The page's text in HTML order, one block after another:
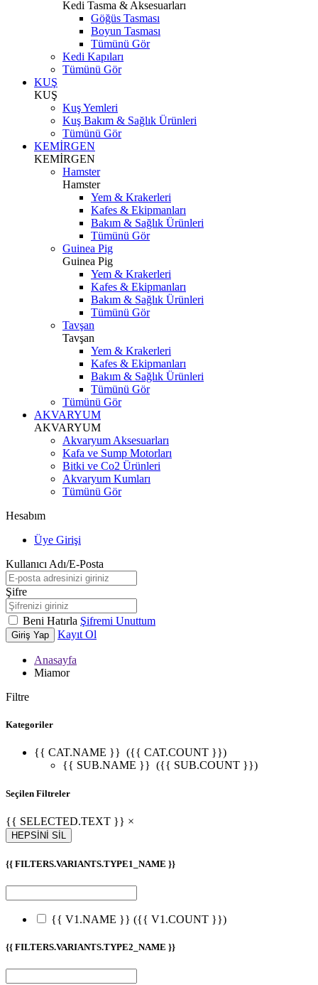
Kedi Tasma & Aksesuarları
Göğüs Tasması
Boyun Tasması
Tümünü Gör
Kedi Kapıları
Tümünü Gör
KUŞ
KUŞ
Kuş Yemleri
Kuş Bakım & Sağlık Ürünleri
Tümünü Gör
KEMİRGEN
KEMİRGEN
Hamster
Hamster
Yem & Krakerleri
Kafes & Ekipmanları
Bakım & Sağlık Ürünleri
Tümünü Gör
Guinea Pig
Guinea Pig
Yem & Krakerleri
Kafes & Ekipmanları
Bakım & Sağlık Ürünleri
Tümünü Gör
Tavşan
Tavşan
Yem & Krakerleri
Kafes & Ekipmanları
Bakım & Sağlık Ürünleri
Tümünü Gör
Tümünü Gör
AKVARYUM
AKVARYUM
Akvaryum Aksesuarları
Kafa ve Sump Motorları
Bitki ve Co2 Ürünleri
Akvaryum Kumları
Tümünü Gör
Hesabım
Üye Girişi
Kullanıcı Adı/E-Posta
Şifre
Beni Hatırla Şifremi Unuttum
Giriş Yap Kayıt Ol
Anasayfa
Miamor
Filtre
Kategoriler
{{ CAT.NAME }} ({{ CAT.COUNT }})
{{ SUB.NAME }} ({{ SUB.COUNT }})
Seçilen Filtreler
{{ SELECTED.TEXT }} ×
HEPSİNİ SİL
{{ FILTERS.VARIANTS.TYPE1_NAME }}
{{ V1.NAME }} ({{ V1.COUNT }})
{{ FILTERS.VARIANTS.TYPE2_NAME }}